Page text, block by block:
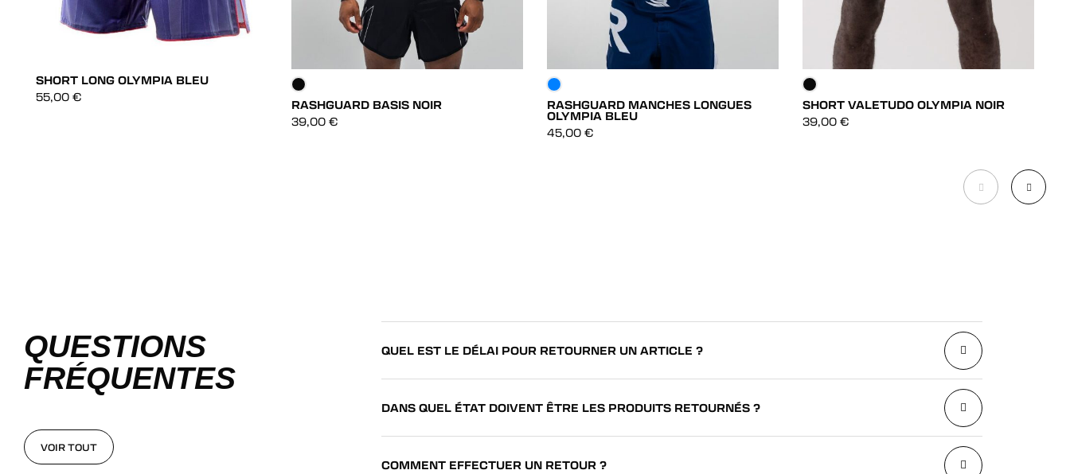
SHORT LONG OLYMPIA BLEU
55,00 €
RASHGUARD BASIS NOIR
39,00 € DÉCOUVRIR
RASHGUARD MANCHES LONGUES
OLYMPIA BLEU
45,00 €
SHORT VALETUDO OLYMPIA NOIR
39,00 €
QUESTIONS
FRÉQUENTES
VOIR TOUT
QUEL EST LE DÉLAI POUR RETOURNER UN ARTICLE ?
DANS QUEL ÉTAT DOIVENT ÊTRE LES PRODUITS RETOURNÉS ?
COMMENT EFFECTUER UN RETOUR ?